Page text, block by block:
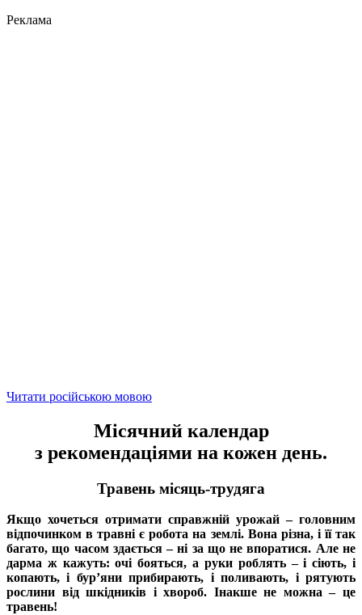
Реклама
Читати російською мовою
Місячний календар
з рекомендаціями на кожен день.
Травень місяць-трудяга
Якщо хочеться отримати справжній урожай – головним
відпочинком в травні є робота на землі. Вона різна, і її так
багато, що часом здається – ні за що не впоратися. Але не
дарма ж кажуть: очі бояться, а руки роблять – і сіють, і
копають, і бур’яни прибирають, і поливають, і рятують
рослини від шкідників і хвороб. Інакше не можна – це
травень!